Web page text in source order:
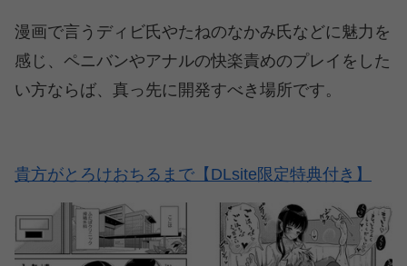
漫画で言うディビ氏やたねのなかみ氏などに魅力を
感じ、ペニバンやアナルの快楽責めのプレイをした
い方ならば、真っ先に開発すべき場所です。
貴方がとろけおちるまで【DLsite限定特典付き】